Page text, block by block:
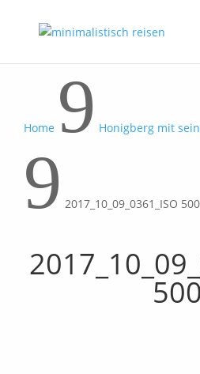
Home 9 Honigberg mit
9 2017_10_09_0361_ISO 500
500